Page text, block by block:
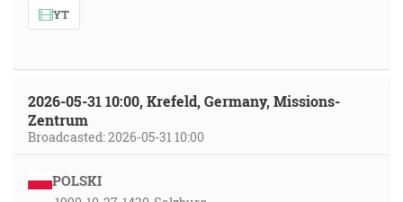
YT
2026-05-31 10:00, Krefeld, Germany, Missions-
Zentrum
Broadcasted: 2026-05-31 10:00
POLSKI